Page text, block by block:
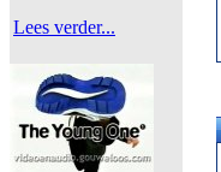
Lees verder...